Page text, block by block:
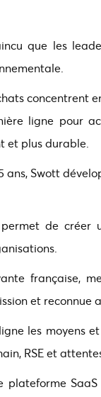
que les
concentrent
ligne pour
et plus durable.
ans, Swott
de créer
française,
et reconnue
les moyens
RSE et
plateforme